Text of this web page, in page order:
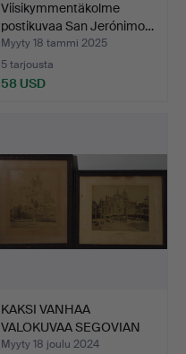
Viisikymmentäkolme
postikuvaa San Jerónimo…
Myyty 18 tammi 2025
5 tarjousta
58 USD
KAKSI VANHAA
VALOKUVAA SEGOVIAN
KAUPUNGIST…
Myyty 18 joulu 2024